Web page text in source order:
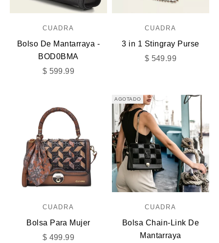
CUADRA
Bolso De Mantarraya -
BOD0BMA
Precio de oferta
$ 599.99
CUADRA
3 in 1 Stingray Purse
Precio de oferta
$ 549.99
CUADRA
Bolsa Para Mujer
Precio de oferta
$ 499.99
AGOTADO
CUADRA
Bolsa Chain-Link De
Mantarraya